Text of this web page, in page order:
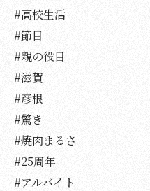
#高校生活
#節目
#親の役目
#滋賀
#彦根
#驚き
#焼肉まるさ
#25周年
#アルバイト